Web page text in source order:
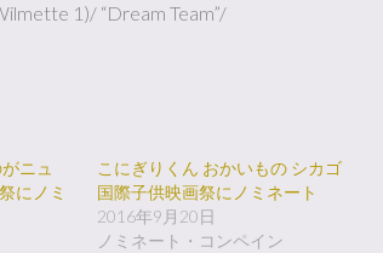
1)/ “Dream Team”/
ニュ
にノミ
こにぎりくん おかいもの シカゴ
国際子供映画祭にノミネート
2016年9月20日
ノミネート・コンペイン